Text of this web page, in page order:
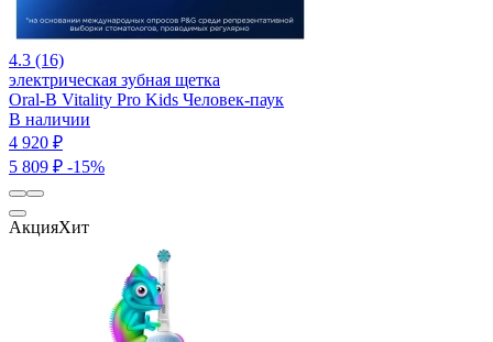
4.3 (16)
электрическая зубная щетка
Oral-B Vitality Pro Kids Человек-паук
В наличии
4 920 ₽
5 809 ₽ -15%
АкцияХит